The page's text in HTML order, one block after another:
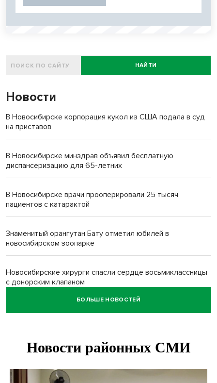
НАЙТИ
Новости
В Новосибирске корпорация кукол из США подала в суд
на приставов
В Новосибирске минздрав объявил бесплатную
диспансеризацию для 65-летних
В Новосибирске врачи прооперировали 25 тысяч
пациентов с катарактой
Знаменитый орангутан Бату отметил юбилей в
новосибирском зоопарке
Новосибирские хирурги спасли сердце восьмиклассницы
с донорским клапаном
Более тысячи новосибирцев открыли День
Губернатор Андрей Травников подравил новосибирцев с
БОЛЬШЕ НОВОСТЕЙ